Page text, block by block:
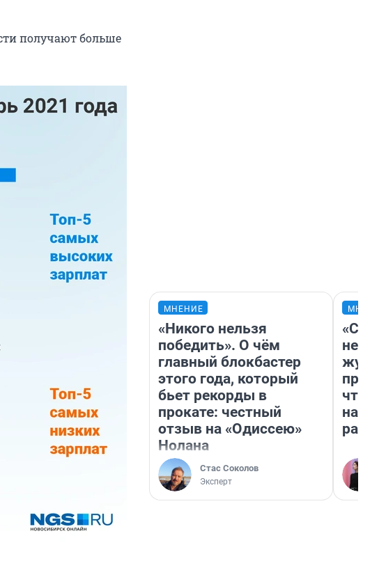
получают больше
МНЕНИЕ
«Никого нельзя
победить». О чём
главный блокбастер
этого года, который
бьет рекорды в
прокате: честный
отзыв на «Одиссею»
Нолана
Стас Соколов
Эксперт
на
ради